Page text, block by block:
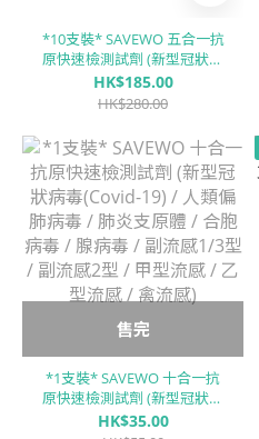
*10支裝* SAVEWO 五合一抗
原快速檢測試劑 (新型冠狀病
毒(Covid-19) / 甲型流感病毒
(Influenza A) / 乙型流感病毒
胞病毒 / ADV腺病毒)
HK$185.00
HK$280.00
售完
*1支裝* SAVEWO 十合一抗
原快速檢測試劑 (新型冠狀病
毒(Covid-19) / 人類偏肺病毒
HK$35.00